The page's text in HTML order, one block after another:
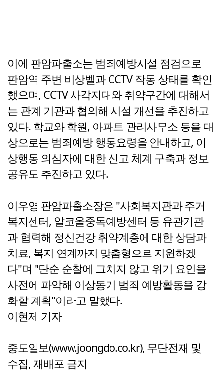
이에 판암파출소는 범죄예방시설 점검으로
판암역 주변 비상벨과 CCTV 작동 상태를 확인
했으며, CCTV 사각지대와 취약구간에 대해서
는 관계 기관과 협의해 시설 개선을 추진하고
있다. 학교와 학원, 아파트 관리사무소 등을 대
상으로는 범죄예방 행동요령을 안내하고, 이
상행동 의심자에 대한 신고 체계 구축과 정보
공유도 추진하고 있다.
이우영 판암파출소장은 "사회복지관과 주거
복지센터, 알코올중독예방센터 등 유관기관
과 협력해 정신건강 취약계층에 대한 상담과
치료, 복지 연계까지 맞춤형으로 지원하겠
다"며 "단순 순찰에 그치지 않고 위기 요인을
사전에 파악해 이상동기 범죄 예방활동을 강
화할 계획"이라고 말했다.
이현제 기자
중도일보(www.joongdo.co.kr), 무단전재 및
수집, 재배포 금지